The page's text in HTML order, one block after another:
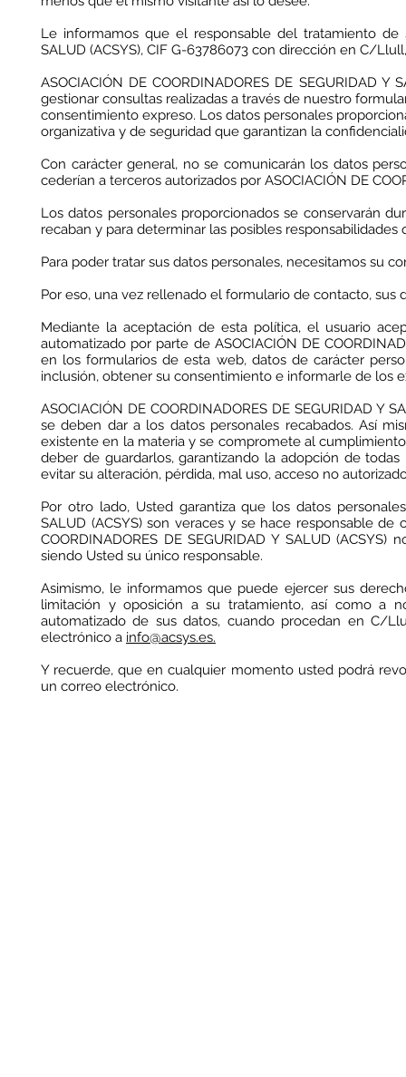
Le informamos que el responsable del tratamiento de
SALUD (ACSYS), CIF G-63786073 con dirección en C/
ASOCIACIÓN DE COORDINADORES DE SEGURIDAD
gestionar consultas realizadas a través de nuestro
consentimiento expreso. Los datos personales
organizativa y de seguridad que garantizan la
Con carácter general, no se comunicarán los datos
cederían a terceros autorizados por ASOCIACIÓN DE
Los datos personales proporcionados se conservarán
recaban y para determinar las posibles
Para poder tratar sus datos personales, necesitamos su
Por eso, una vez rellenado el formulario de contacto,
Mediante la aceptación de esta política, el usuario
automatizado por parte de ASOCIACIÓN DE
en los formularios de esta web, datos de carácter
inclusión, obtener su consentimiento e informarle de los
ASOCIACIÓN DE COORDINADORES DE SEGURIDAD
se deben dar a los datos personales recabados. Así
existente en la materia y se compromete al
deber de guardarlos, garantizando la adopción de
evitar su alteración, pérdida, mal uso, acceso no
Por otro lado, Usted garantiza que los datos personales
SALUD (ACSYS) son veraces y se hace responsable de
COORDINADORES DE SEGURIDAD Y SALUD
siendo Usted su único responsable.
Asimismo, le informamos que puede ejercer sus
limitación y oposición a su tratamiento, así como a
automatizado de sus datos, cuando procedan en C/
electrónico a info@acsys.es.
Y recuerde, que en cualquier momento usted podrá
un correo electrónico.